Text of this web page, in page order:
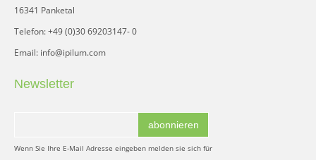
16341 Panketal
Telefon: +49 (0)30 69203147- 0
Email: info@ipilum.com
Newsletter
abonnieren
Wenn Sie Ihre E-Mail Adresse eingeben melden sie sich für